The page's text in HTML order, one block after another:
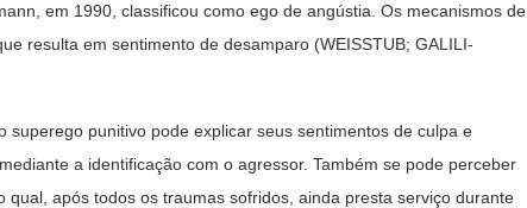
em 1990, classificou como ego de angústia. Os mecanismos de
resulta em sentimento de desamparo (WEISSTUB; GALILI-
punitivo pode explicar seus sentimentos de culpa e
a identificação com o agressor. Também se pode perceber
após todos os traumas sofridos, ainda presta serviço durante